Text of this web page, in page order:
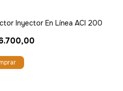
Inyector En Línea ACI 200